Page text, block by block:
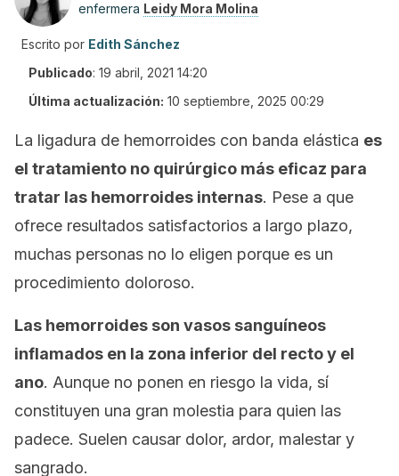
enfermera Leidy Mora Molina
Escrito por Edith Sánchez
Publicado: 19 abril, 2021 14:20
Última actualización: 10 septiembre, 2025 00:29
La ligadura de hemorroides con banda elástica es
el tratamiento no quirúrgico más eficaz para
tratar las hemorroides internas. Pese a que
ofrece resultados satisfactorios a largo plazo,
muchas personas no lo eligen porque es un
procedimiento doloroso.
Las hemorroides son vasos sanguíneos
inflamados en la zona inferior del recto y el
ano. Aunque no ponen en riesgo la vida, sí
constituyen una gran molestia para quien las
padece. Suelen causar dolor, ardor, malestar y
sangrado.